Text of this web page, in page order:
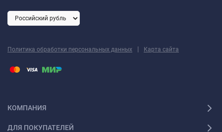
Политика обработки персональных данных | Карта сайта
КОМПАНИЯ
ДЛЯ ПОКУПАТЕЛЕЙ